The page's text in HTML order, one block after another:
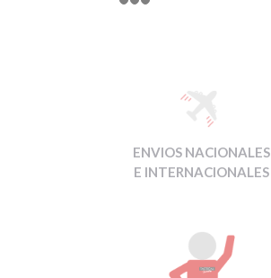
ENVIOS NACIONALES
E INTERNACIONALES